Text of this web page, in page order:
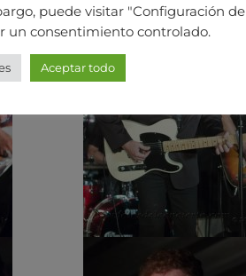
puede visitar "Configuración de
un consentimiento controlado.
Aceptar todo